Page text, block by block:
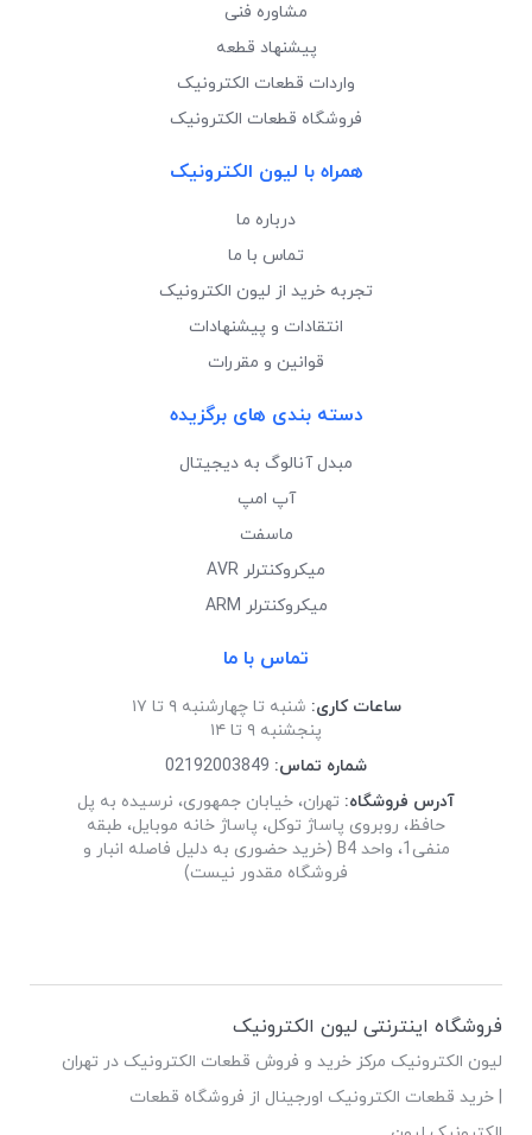
مشاوره فنی
پیشنهاد قطعه
واردات قطعات الکترونیک
فروشگاه قطعات الکترونیک
همراه با لیون الکترونیک
درباره ما
تماس با ما
تجربه خرید از لیون الکترونیک
انتقادات و پیشنهادات
قوانین و مقررات
دسته بندی های برگزیده
مبدل آنالوگ به دیجیتال
آپ امپ
ماسفت
میکروکنترلر AVR
میکروکنترلر ARM
تماس با ما
ساعات کاری: شنبه تا چهارشنبه ۹ تا ۱۷
پنجشنبه ۹ تا ۱۴
شماره تماس: 02192003849
آدرس فروشگاه: تهران، خیابان جمهوری، نرسیده به پل
حافظ، روبروی پاساژ توکل، پاساژ خانه موبایل، طبقه
منفی1، واحد B4 (خرید حضوری به دلیل فاصله انبار و
فروشگاه مقدور نیست)
فروشگاه اینترنتی لیون الکترونیک
لیون الکترونیک مرکز خرید و فروش قطعات الکترونیک در تهران
| خرید قطعات الکترونیک اورجینال از فروشگاه قطعات